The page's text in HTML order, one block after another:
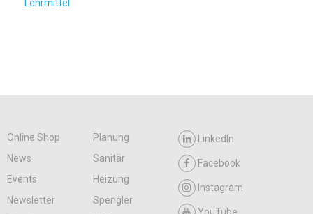
Lehrmittel
Online Shop
Planung
News
Sanitär
Events
Heizung
Newsletter
Spengler
LinkedIn
Facebook
Instagram